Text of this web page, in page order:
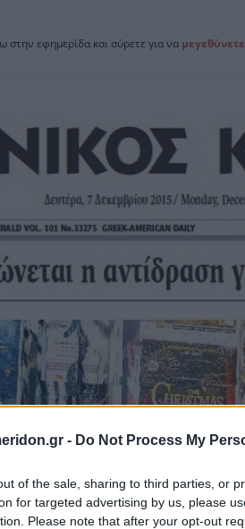
- Do Not Process My
of the sale, sharing to third parties, or
for targeted advertising by us, please
Please note that after your opt-out
στην εφημερίδα και σύρετε για να μεγεθύνετε